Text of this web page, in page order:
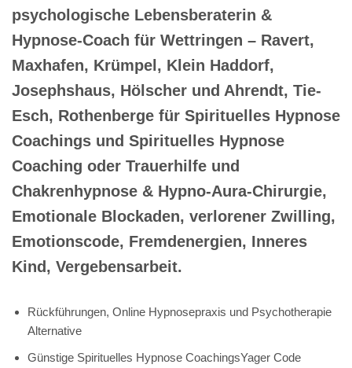
psychologische Lebensberaterin &
Hypnose-Coach für Wettringen – Ravert,
Maxhafen, Krümpel, Klein Haddorf,
Josephshaus, Hölscher und Ahrendt, Tie-
Esch, Rothenberge für Spirituelles Hypnose
Coachings und Spirituelles Hypnose
Coaching oder Trauerhilfe und
Chakrenhypnose & Hypno-Aura-Chirurgie,
Emotionale Blockaden, verlorener Zwilling,
Emotionscode, Fremdenergien, Inneres
Kind, Vergebensarbeit.
Rückführungen, Online Hypnosepraxis und Psychotherapie
Alternative
Günstige Spirituelles Hypnose CoachingsYager Code